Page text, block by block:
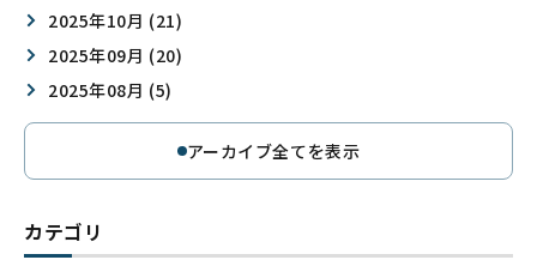
2025年10月 (21)
2025年09月 (20)
2025年08月 (5)
アーカイブ全てを表示
カテゴリ